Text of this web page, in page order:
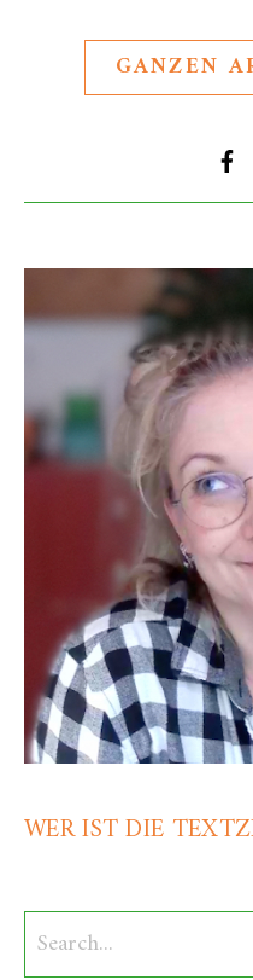
GANZEN
WER IST DIE